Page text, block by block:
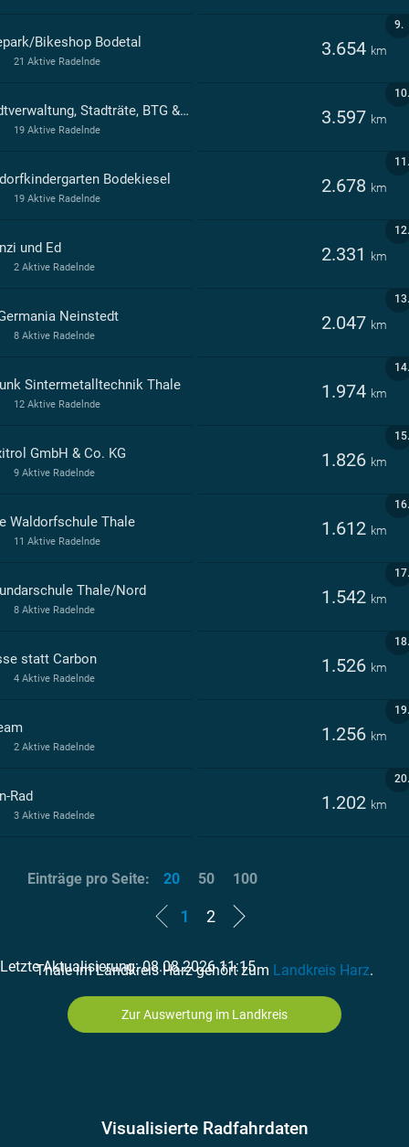
9.
Bikeshop Bodetal 3.654 km
21 Aktive Radelnde
10.
Stadtverwaltung, Stadträte, BTG & FAB Thale 3.597 km
19 Aktive Radelnde
11.
Bodekiesel 2.678 km
19 Aktive Radelnde
12.
und Ed 2.331 km
2 Aktive Radelnde
13.
Neinstedt 2.047 km
8 Aktive Radelnde
14.
Sintermetalltechnik Thale 1.974 km
12 Aktive Radelnde
15.
GmbH & Co. KG 1.826 km
9 Aktive Radelnde
16.
Waldorfschule Thale 1.612 km
11 Aktive Radelnde
17.
Thale/Nord 1.542 km
8 Aktive Radelnde
18.
statt Carbon 1.526 km
4 Aktive Radelnde
19.
1.256 km
2 Aktive Radelnde
20.
Rad 1.202 km
3 Aktive Radelnde
1 2
Letzte Aktualisierung: 08.08.2026 11:15
Einträge pro Seite: 20 50 100
Thale im Landkreis Harz gehört zum Landkreis Harz.
Zur Auswertung im Landkreis
Visualisierte Radfahrdaten